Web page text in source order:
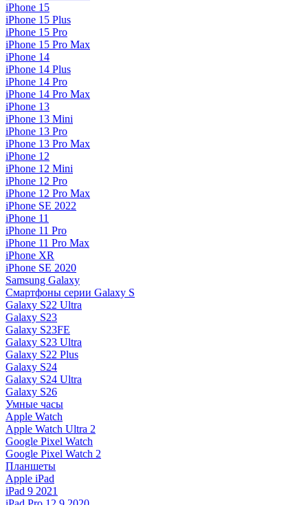
iPhone 15
iPhone 15 Plus
iPhone 15 Pro
iPhone 15 Pro Max
iPhone 14
iPhone 14 Plus
iPhone 14 Pro
iPhone 14 Pro Max
iPhone 13
iPhone 13 Mini
iPhone 13 Pro
iPhone 13 Pro Max
iPhone 12
iPhone 12 Mini
iPhone 12 Pro
iPhone 12 Pro Max
iPhone SE 2022
iPhone 11
iPhone 11 Pro
iPhone 11 Pro Max
iPhone XR
iPhone SE 2020
Samsung Galaxy
Смартфоны серии Galaxy S
Galaxy S22 Ultra
Galaxy S23
Galaxy S23FE
Galaxy S23 Ultra
Galaxy S22 Plus
Galaxy S24
Galaxy S24 Ultra
Galaxy S26
Умные часы
Apple Watch
Apple Watch Ultra 2
Google Pixel Watch
Google Pixel Watch 2
Планшеты
Apple iPad
iPad 9 2021